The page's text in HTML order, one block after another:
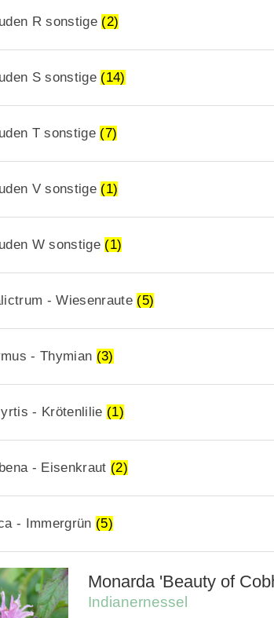
R sonstige (2)
S sonstige (14)
T sonstige (7)
V sonstige (1)
W sonstige (1)
- Wiesenraute (5)
- Thymian (3)
- Krötenlilie (1)
- Eisenkraut (2)
- Immergrün (5)
Monarda 'Beauty of
Indianernessel